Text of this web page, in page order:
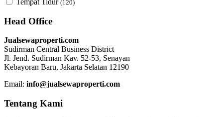
(120)
Head Office
Jualsewaproperti.com
Sudirman Central Business District
Jl. Jend. Sudirman Kav. 52-53, Senayan
Kebayoran Baru, Jakarta Selatan 12190
Email: info@jualsewaproperti.com
Tentang Kami